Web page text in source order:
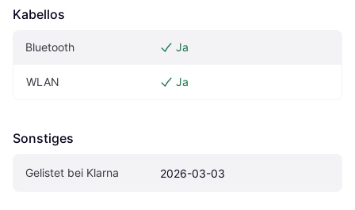
Kabellos
Bluetooth Ja
WLAN Ja
Sonstiges
Gelistet bei Klarna 2026-03-03